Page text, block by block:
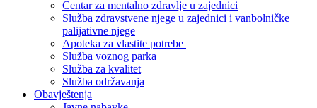
Centar za mentalno zdravlje u zajednici
Služba zdravstvene njege u zajednici i vanbolničke
palijativne njege
Apoteka za vlastite potrebe
Služba voznog parka
Služba za kvalitet
Služba održavanja
Obavještenja